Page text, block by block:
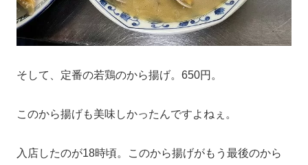
そして、定番の若鶏のから揚げ。650円。
このから揚げも美味しかったんですよねぇ。
入店したのが18時頃。このから揚げがもう最後のから